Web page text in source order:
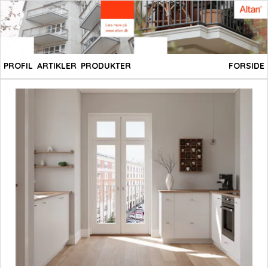
PROFIL ARTIKLER PRODUKTER FORSIDE